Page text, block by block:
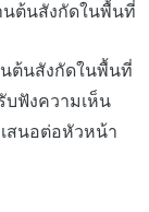
นต้นสังกัดในพื้นที่
ต้นสังกัดในพื้นที่
บฟังความเห็น
สนอต่อหัวหน้า